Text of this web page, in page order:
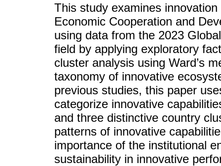
This study examines
Economic Cooperation and
using data from the 2023
field by applying exploratory
cluster analysis using Ward’s
taxonomy of innovative
previous studies, this paper
categorize innovative
and three distinctive country
patterns of innovative
importance of the institutional
sustainability in innovative